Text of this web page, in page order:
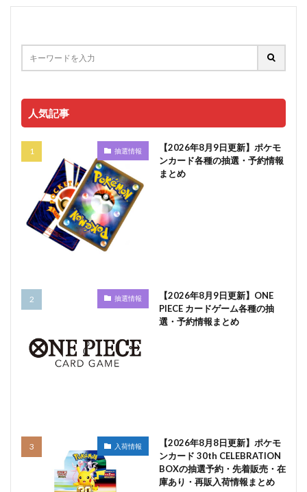
人気記事
抽選情報
【2026年8月9日更新】ポケモ
ンカード各種の抽選・予約情報
まとめ
抽選情報
【2026年8月9日更新】ONE
PIECE カードゲーム各種の抽
選・予約情報まとめ
入荷情報
【2026年8月8日更新】ポケモ
ンカード 30th CELEBRATION
BOXの抽選予約・先着販売・在
庫あり・再販入荷情報まとめ